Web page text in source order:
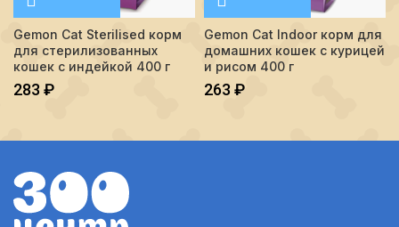
Gemon Cat Sterilised корм
для стерилизованных
кошек с индейкой 400 г
283 ₽
Gemon Cat Indoor корм для
домашних кошек с курицей
и рисом 400 г
263 ₽